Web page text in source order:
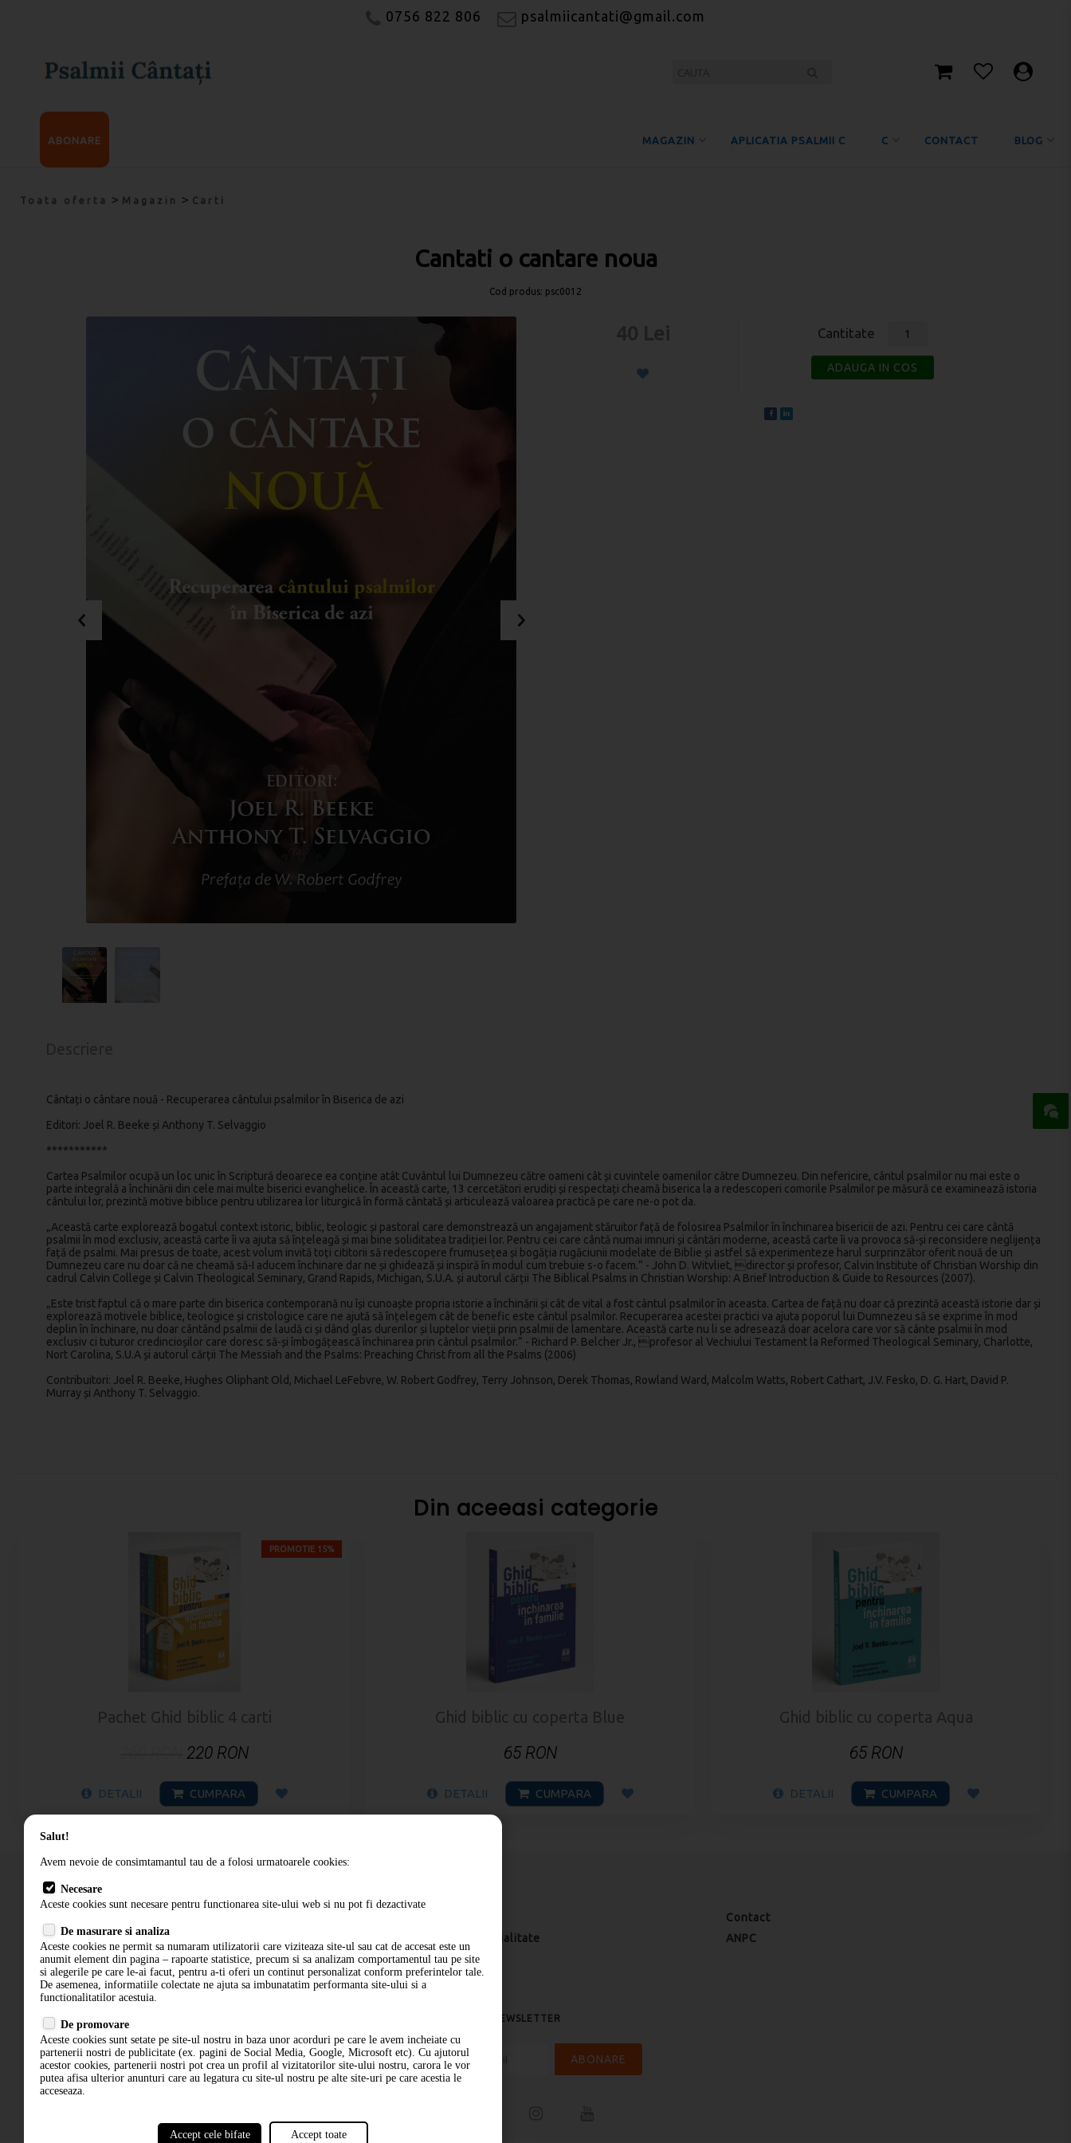
0756 822 806 psalmiicantati@gmail.com
MAGAZIN APLICATIA PSALMII C C CONTACT BLOG
ABONARE
Toata oferta > Magazin > Carti
Cantati o cantare noua
Cod produs: psc0012
Cantitate
ADAUGA IN COS
Cântați o cântare nouă - Recuperarea cântului psalmilor în Biserica de azi
Editori: Joel R. Beeke și Anthony T. Selvaggio
***********
Cartea Psalmilor ocupă un loc unic în Scriptură deoarece ea conține atât Cuvântul lui Dumnezeu către oameni cât și cuvintele oamenilor către Dumnezeu. Din nefericire, cântul psalmilor nu mai este o
parte integrală a închinării din cele mai multe biserici evanghelice. În această carte, 13 cercetători erudiți și respectați cheamă biserica la a redescoperi comorile Psalmilor pe măsură ce examinează istoria
cântului lor, prezintă motive biblice pentru utilizarea lor liturgică în formă cântată și articulează valoarea practică pe care ne-o pot da.
„Această carte explorează bogatul context istoric, biblic, teologic și pastoral care demonstrează un angajament stăruitor față de folosirea Psalmilor în închinarea bisericii de azi. Pentru cei care cântă
psalmii în mod exclusiv, această carte îi va ajuta să înțeleagă și mai bine soliditatea tradiției lor. Pentru cei care cântă numai imnuri și cântări moderne, această carte îi va provoca să-și reconsidere neglijența
față de psalmi. Mai presus de toate, acest volum invită toți cititorii să redescopere frumusețea și bogăția rugăciunii modelate de Biblie și astfel să experimenteze harul surprinzător oferit nouă de un
Dumnezeu care nu doar că ne cheamă să-I aducem închinare dar ne și ghidează și inspiră în modul cum trebuie s-o facem.” - John D. Witvliet, director și profesor, Calvin Institute of Christian Worship din
cadrul Calvin College și Calvin Theological Seminary, Grand Rapids, Michigan, S.U.A. și autorul cărții The Biblical Psalms in Christian Worship: A Brief Introduction & Guide to Resources (2007).
„Este trist faptul că o mare parte din biserica contemporană nu își cunoaște propria istorie a închinării și cât de vital a fost cântul psalmilor în aceasta. Cartea de față nu doar că prezintă această istorie dar și
explorează motivele biblice, teologice și cristologice care ne ajută să înțelegem cât de benefic este cântul psalmilor. Recuperarea acestei practici va ajuta poporul lui Dumnezeu să se exprime în mod
deplin în închinare, nu doar cântând psalmii de laudă ci și dând glas durerilor și luptelor vieții prin psalmii de lamentare. Această carte nu li se adresează doar acelora care vor să cânte psalmii în mod
exclusiv ci tuturor credincioșilor care doresc să-și îmbogățească închinarea prin cântul psalmilor.” - Richard P. Belcher Jr., profesor al Vechiului Testament la Reformed Theological Seminary, Charlotte,
Nort Carolina, S.U.A și autorul cărții The Messiah and the Psalms: Preaching Christ from all the Psalms (2006)
Contribuitori: Joel R. Beeke, Hughes Oliphant Old, Michael LeFebvre, W. Robert Godfrey, Terry Johnson, Derek Thomas, Rowland Ward, Malcolm Watts, Robert Cathart, J.V. Fesko, D. G. Hart, David P.
Murray și Anthony T. Selvaggio.
Din aceeasi categorie
PROMOTIE 15%
Pachet Ghid biblic 4 carti
220 RON
DETALII CUMPARA
Ghid biblic cu coperta Blue
65 RON
DETALII CUMPARA
Ghid biblic cu coperta Aqua
65 RON
DETALII CUMPARA
Contact
Termeni si conditii
Politica de confidentialitate ANPC
ABONARE LA NEWSLETTER
ABONARE
Salut!
Avem nevoie de consimtamantul tau de a folosi urmatoarele cookies:
Necesare
Aceste cookies sunt necesare pentru functionarea site-ului web si nu pot fi dezactivate
De masurare si analiza
Aceste cookies ne permit sa numaram utilizatorii care viziteaza site-ul sau cat de accesat este un
anumit element din pagina – rapoarte statistice, precum si sa analizam comportamentul tau pe site
si alegerile pe care le-ai facut, pentru a-ti oferi un continut personalizat conform preferintelor tale.
De asemenea, informatiile colectate ne ajuta sa imbunatatim performanta site-ului si a
functionalitatilor acestuia.
De promovare
Aceste cookies sunt setate pe site-ul nostru in baza unor acorduri pe care le avem incheiate cu
partenerii nostri de publicitate (ex. pagini de Social Media, Google, Microsoft etc). Cu ajutorul
acestor cookies, partenerii nostri pot crea un profil al vizitatorilor site-ului nostru, carora le vor
putea afisa ulterior anunturi care au legatura cu site-ul nostru pe alte site-uri pe care acestia le
acceseaza.
Accept cele bifate Accept toate